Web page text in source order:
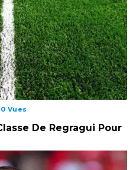
Vues
De Regragui Pour